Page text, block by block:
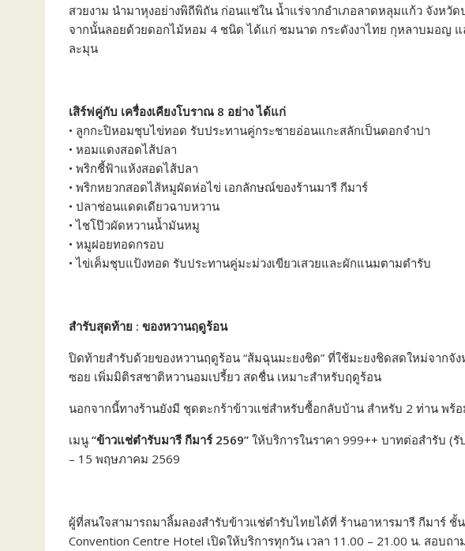
สวยงาม นำมาหุงอย่างพิถีพิถัน ก่อนแช่ใน น้ำแร่จากอำเภอลาดหลุมแก้ว จังหวั
จากนั้นลอยด้วยดอกไม้หอม 4 ชนิด ได้แก่ ชมนาด กระดังงาไทย กุหลาบมอญ
ละมุน
เสิร์ฟคู่กับ เครื่องเคียงโบราณ 8 อย่าง ได้แก่
• ลูกกะปิหอมชุบไข่ทอด รับประทานคู่กระชายอ่อนแกะสลักเป็นดอกจำปา
• หอมแดงสอดไส้ปลา
• พริกชี้ฟ้าแห้งสอดไส้ปลา
• พริกหยวกสอดไส้หมูผัดห่อไข่ เอกลักษณ์ของร้านมารี กีมาร์
• ปลาช่อนแดดเดียวฉาบหวาน
• ไชโป๊วผัดหวานน้ำมันหมู
• หมูฝอยทอดกรอบ
• ไข่เค็มชุบแป้งทอด รับประทานคู่มะม่วงเขียวเสวยและผักแนมตามตำรับ
สำรับสุดท้าย : ของหวานฤดูร้อน
ปิดท้ายสำรับด้วยของหวานฤดูร้อน “ส้มฉุนมะยงชิด” ที่ใช้มะยงชิดสดใหม่จากจั
ซอย เพิ่มมิติรสชาติหวานอมเปรี้ยว สดชื่น เหมาะสำหรับฤดูร้อน
นอกจากนี้ทางร้านยังมี ชุดตะกร้าข้าวแช่สำหรับซื้อกลับบ้าน สำหรับ 2 ท่าน พร้
เมนู “ข้าวแช่ตำรับมารี กีมาร์ 2569” ให้บริการในราคา 999++ บาทต่อสำรับ (
– 15 พฤษภาคม 2569
ผู้ที่สนใจสามารถมาลิ้มลองสำรับข้าวแช่ตำรับไทยได้ที่ ร้านอาหารมารี กีมาร์ ชั้
Convention Centre Hotel เปิดให้บริการทุกวัน เวลา 11.00 – 21.00 น. สอบ